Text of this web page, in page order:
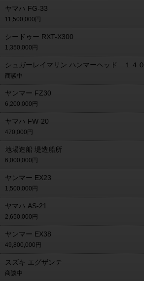
ヤマハ FG-33
11,500,000円
シードゥー RXT-X300
1,350,000円
シュガーレイマリン ハンマーヘッド １４０
商談中
ヤンマー FZ30
6,200,000円
ヤマハ FW-20
470,000円
地場造船 堤造船所
6,000,000円
ヤンマー EX23
1,500,000円
ヤマハ AS-21
2,650,000円
ヤンマー EX38
49,800,000円
スズキ エグザンテ
商談中